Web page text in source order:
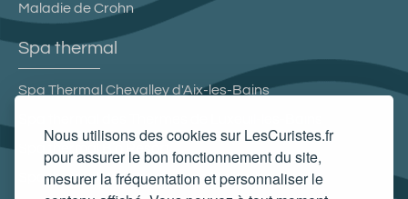
Nous utilisons des cookies sur LesCuristes.fr
pour assurer le bon fonctionnement du site,
mesurer la fréquentation et personnaliser le
Maladie de Crohn
Spa thermal
Spa Thermal Chevalley d'Aix-les-Bains
Spa thermal des Thermes de Molitg-les-Bains